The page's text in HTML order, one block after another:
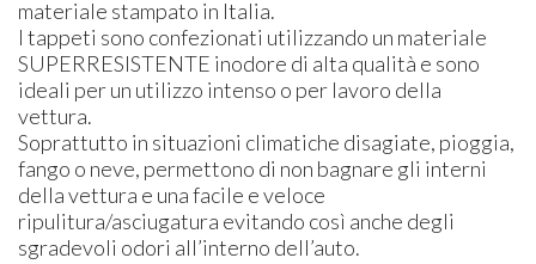
materiale stampato in Italia.
I tappeti sono confezionati utilizzando un materiale
SUPERRESISTENTE inodore di alta qualità e sono
ideali per un utilizzo intenso o per lavoro della
vettura.
Soprattutto in situazioni climatiche disagiate, pioggia,
fango o neve, permettono di non bagnare gli interni
della vettura e una facile e veloce
ripulitura/asciugatura evitando così anche degli
sgradevoli odori all’interno dell’auto.